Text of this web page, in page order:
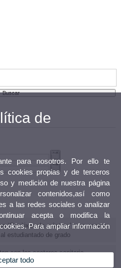
‘Conèixer els màsters’ para acercar
estudiantado de grado
con los sectores sanitario,
de Empleo UV
de
para nosotros. Por ello te
cookies propias y de terceros
y medición de nuestra página
contenidos,así como
a las redes sociales o analizar
acepta o modifica la
Para ampliar información
todo